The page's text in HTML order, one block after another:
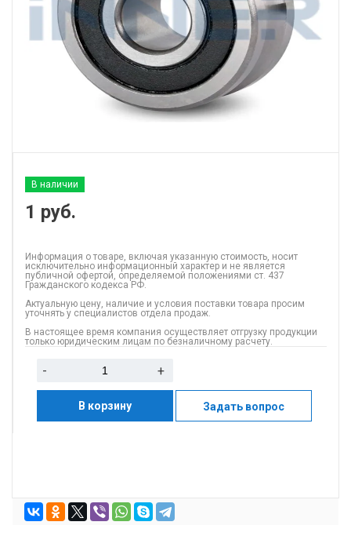
В наличии
1 руб.
Информация о товаре, включая указанную стоимость, носит
исключительно информационный характер и не является
публичной офертой, определяемой положениями ст. 437
Гражданского кодекса РФ.
Актуальную цену, наличие и условия поставки товара просим
уточнять у специалистов отдела продаж.
В настоящее время компания осуществляет отгрузку продукции
только юридическим лицам по безналичному расчету.
- +
В корзину Задать вопрос